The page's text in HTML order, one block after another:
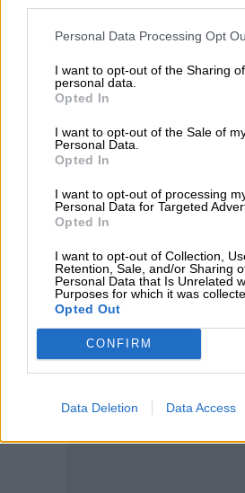
Personal Data Processing Opt
I want to opt-out of the Sharing
personal data.
Opted In
I want to opt-out of the Sale of
Personal Data.
Opted In
I want to opt-out of processing
Personal Data for Targeted
Opted In
I want to opt-out of Collection,
Retention, Sale, and/or Sharing
Personal Data that Is Unrelated
Purposes for which it was
Opted Out
CONFIRM
Data Deletion Data Access
Ε.Ε και παράνομη μετανάστευση:
05.08.2026 - 12:11
05.08.2026 - 11:30
Η νέα εποχή στην εκπαίδευση των
διαμεσολαβητών